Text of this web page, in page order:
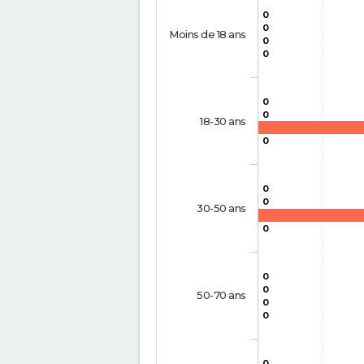
0
0
0
0
0
0
0
0
0
0
0
0
0
0
Moins de 18 ans
18-30 ans
30-50 ans
50-70 ans